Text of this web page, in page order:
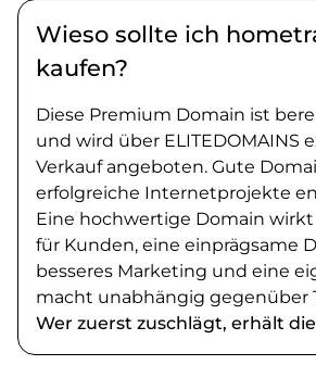
Wieso sollte ich
kaufen?
Diese Premium Domain ist
und wird über ELITEDOMAINS
Verkauf angeboten. Gute
erfolgreiche Internetprojekte
Eine hochwertige Domain
für Kunden, eine einprägsame
besseres Marketing und eine
macht unabhängig gegenüber
Wer zuerst zuschlägt, erhält